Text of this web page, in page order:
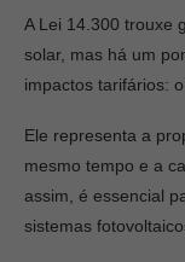
A Lei 14.300 trouxe
solar, mas há um
impactos tarifários: o
Ele representa a
mesmo tempo e a
assim, é essencial
sistemas